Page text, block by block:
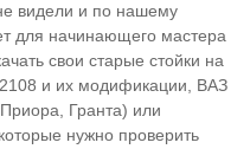
видели и по нашему
для начинающего мастера
свои старые стойки на
и их модификации, ВАЗ
Гранта) или
нужно проверить